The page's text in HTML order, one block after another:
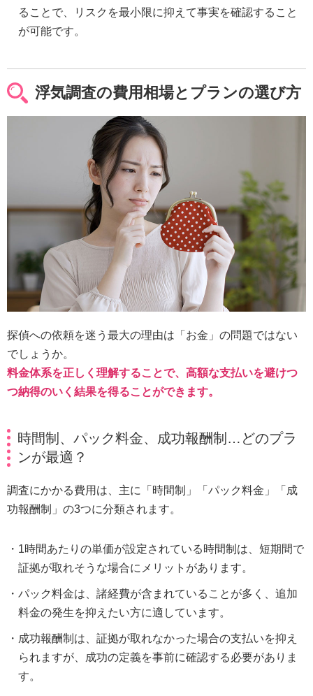
ることで、リスクを最小限に抑えて事実を確認すること
が可能です。
浮気調査の費用相場とプランの選び方
探偵への依頼を迷う最大の理由は「お金」の問題ではない
でしょうか。
料金体系を正しく理解することで、高額な支払いを避けつ
つ納得のいく結果を得ることができます。
時間制、パック料金、成功報酬制…どのプラ
ンが最適？
調査にかかる費用は、主に「時間制」「パック料金」「成
功報酬制」の3つに分類されます。
1時間あたりの単価が設定されている時間制は、短期間で
証拠が取れそうな場合にメリットがあります。
パック料金は、諸経費が含まれていることが多く、追加
料金の発生を抑えたい方に適しています。
成功報酬制は、証拠が取れなかった場合の支払いを抑え
られますが、成功の定義を事前に確認する必要がありま
す。